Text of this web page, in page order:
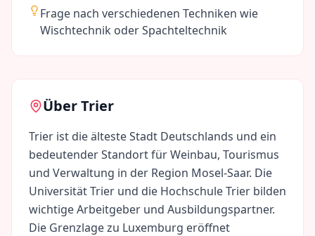
Frage nach verschiedenen Techniken wie
Wischtechnik oder Spachteltechnik
ÜberTrier
Trier ist die älteste Stadt Deutschlands und ein
bedeutender Standort für Weinbau, Tourismus
und Verwaltung in der Region Mosel-Saar. Die
Universität Trier und die Hochschule Trier bilden
wichtige Arbeitgeber und Ausbildungspartner.
Die Grenzlage zu Luxemburg eröffnet